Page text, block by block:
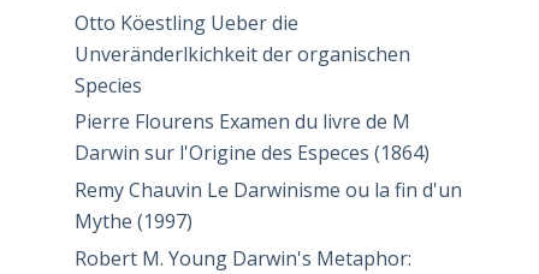
Otto Köestling Ueber die
Unveränderlkichkeit der organischen
Species
Pierre Flourens Examen du livre de M
Darwin sur l'Origine des Especes (1864)
Remy Chauvin Le Darwinisme ou la fin d'un
Mythe (1997)
Robert M. Young Darwin's Metaphor: